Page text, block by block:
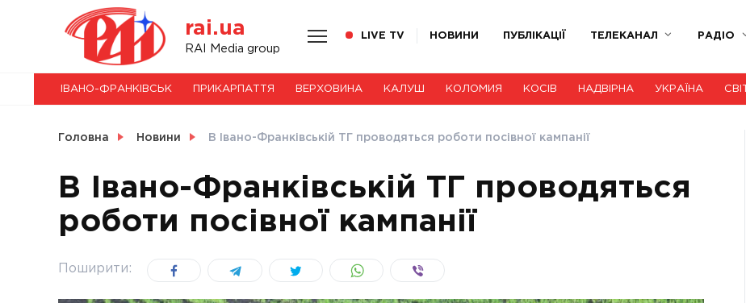
rai.ua
RAI Media group
LIVE TV НОВИНИ ПУБЛІКАЦІЇ ТЕЛЕКАНАЛ РАДІО
НОВИНИ
СВІТ
УКРАЇНА
ІВАНО-ФРАНКІВСЬК ПРИКАРПАТТЯ ВЕРХОВИНА КАЛУШ КОЛОМИЯ КОСІВ НАДВІРНА УКРАЇНА СВІТ
Головна Новини В Івано-Франківській ТГ проводяться роботи посівної кампанії
В Івано-Франківській ТГ проводяться
роботи посівної кампанії
Поширити: